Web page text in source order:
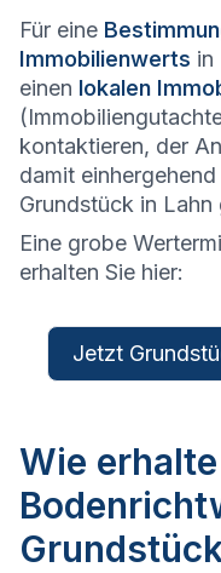
Für eine
Immobilienwerts in
einen lokalen
kontaktieren, der
damit
Grundstück in Lahn
Eine grobe
erhalten Sie hier:
Jetzt
Wie